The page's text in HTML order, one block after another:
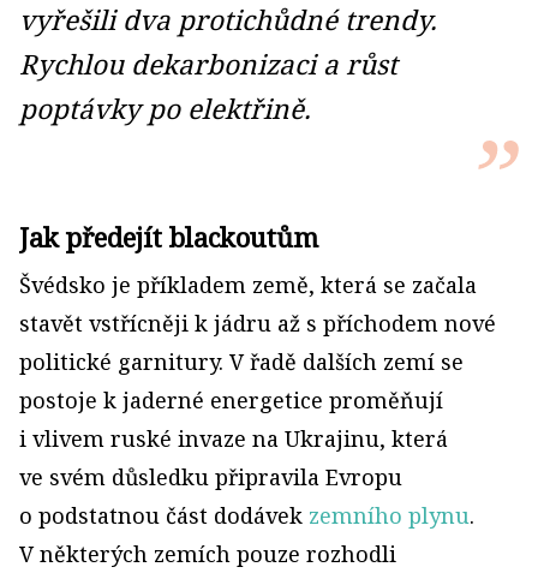
vyřešili dva protichůdné trendy.
Rychlou dekarbonizaci a růst
poptávky po elektřině.
Jak předejít blackoutům
Švédsko je příkladem země, která se začala
stavět vstřícněji k jádru až s příchodem nové
politické garnitury. V řadě dalších zemí se
postoje k jaderné energetice proměňují
i vlivem ruské invaze na Ukrajinu, která
ve svém důsledku připravila Evropu
o podstatnou část dodávek zemního plynu.
V některých zemích pouze rozhodli